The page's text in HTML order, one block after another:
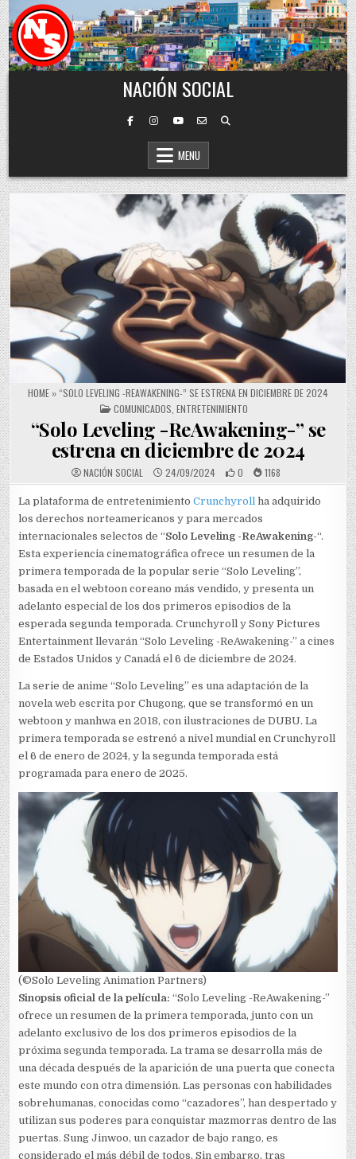
Skip to content
NACIÓN SOCIAL
MENU
HOME »“SOLO LEVELING -REAWAKENING-” SE ESTRENA EN DICIEMBRE DE 2024
POSTED IN
COMUNICADOS ENTRETENIMIENTO
“Solo Leveling -ReAwakening-” se
estrena en diciembre de 2024
NACIÓN SOCIAL 24/09/2024 0 1168
La plataforma de entretenimientoCrunchyroll ha adquirido
los derechos norteamericanos y para mercados
internacionales selectos de “Solo Leveling -ReAwakening-“.
Esta experiencia cinematográfica ofrece un resumen de la
primera temporada de la popular serie “Solo Leveling”,
basada en el webtoon coreano más vendido, y presenta un
adelanto especial de los dos primeros episodios de la
esperada segunda temporada. Crunchyroll y Sony Pictures
Entertainment llevarán “Solo Leveling -ReAwakening-” a cines
de Estados Unidos y Canadá el 6 de diciembre de 2024.
La serie de anime “Solo Leveling” es una adaptación de la
novela web escrita por Chugong, que se transformó en un
webtoon y manhwa en 2018, con ilustraciones de DUBU. La
primera temporada se estrenó a nivel mundial en Crunchyroll
el 6 de enero de 2024, y la segunda temporada está
programada para enero de 2025.
(©Solo Leveling Animation Partners)
Sinopsis oficial de la película: “Solo Leveling -ReAwakening-”
ofrece un resumen de la primera temporada, junto con un
adelanto exclusivo de los dos primeros episodios de la
próxima segunda temporada. La trama se desarrolla más de
una década después de la aparición de una puerta que conecta
este mundo con otra dimensión. Las personas con habilidades
sobrehumanas, conocidas como “cazadores”, han despertado y
utilizan sus poderes para conquistar mazmorras dentro de las
puertas. Sung Jinwoo, un cazador de bajo rango, es
considerado el más débil de todos. Sin embargo, tras